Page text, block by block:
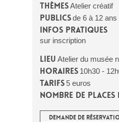
ThèmesAtelier créatif
Publicsde 6 à 12 ans
Infos pratiques
sur inscription
Lieu Atelier du musée
Horaires 10h30 -
Tarifs 5 euros
Nombre de places
DEMANDE DE